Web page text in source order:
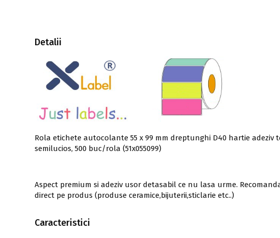
Detalii
Rola etichete autocolante 55 x 99 mm dreptunghi D40 hartie adeziv
semilucios, 500 buc/rola (51x055099)
Aspect premium si adeziv usor detasabil ce nu lasa urme.
direct pe produs (produse ceramice,bijuterii,sticlarie etc..)
Caracteristici